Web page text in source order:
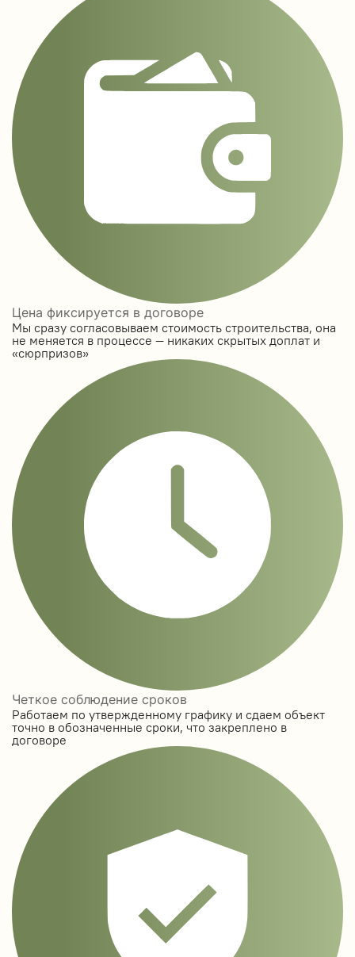
Цена фиксируется в договоре
Мы сразу согласовываем стоимость строительства, она
не меняется в процессе — никаких скрытых доплат и
«сюрпризов»
Четкое соблюдение сроков
Работаем по утвержденному графику и сдаем объект
точно в обозначенные сроки, что закреплено в
договоре